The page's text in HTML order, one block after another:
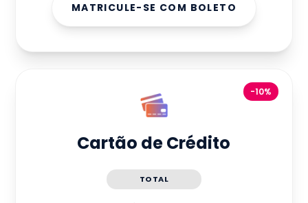
MATRICULE-SE COM BOLETO
-10%
Cartão de Crédito
TOTAL